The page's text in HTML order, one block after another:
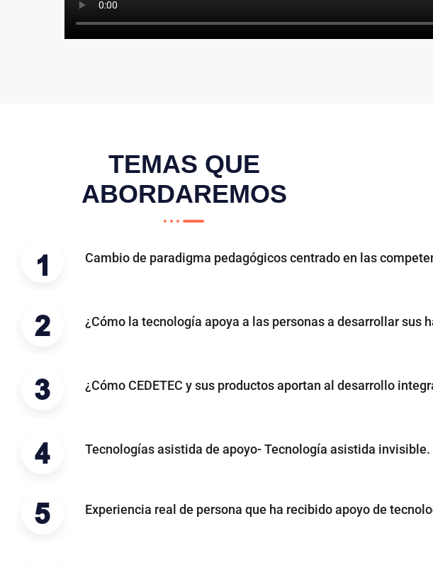
TEMAS QUE
ABORDAREMOS
Cambio de paradigma pedagógicos centrado en las
¿Cómo la tecnología apoya a las personas a desarrollar sus
¿Cómo CEDETEC y sus productos aportan al desarrollo
Tecnologías asistida de apoyo- Tecnología asistida invisible.
Experiencia real de persona que ha recibido apoyo de